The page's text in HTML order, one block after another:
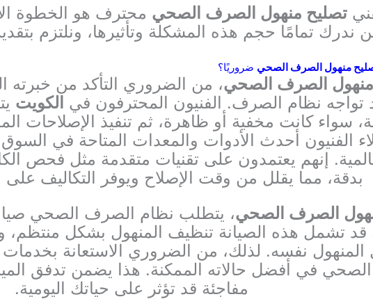
تصليح منهول الصرف الصحي محترف هو الخطوة
تمامًا حجم هذه المشكلة وتأثيرها، ونلتزم
منهول الصرف الصحي ضروريًا؟
الصرف الصحي، من الضروري التأكد من خبرته
تواجه نظام الصرف. الفنيون المحترفون في الكويت
سواء كانت مخفية أو ظاهرة، ثم تنفيذ الإصلاحات
الفنيون أحدث الأدوات والمعدات المتاحة في
إنهم يعتمدون على تقنيات متقدمة مثل فحص
بدقة، مما يقلل من وقت الإصلاح ويوفر التكاليف
الصرف الصحي، يتطلب نظام الصرف الصحي
قد تشمل هذه الصيانة تنظيف المنهول بشكل منتظم،
نفسه. لذلك، من الضروري الاستعانة
في أفضل حالاته الممكنة. هذا يضمن تدفق
مفاجئة قد تؤثر على حياتك اليومية.